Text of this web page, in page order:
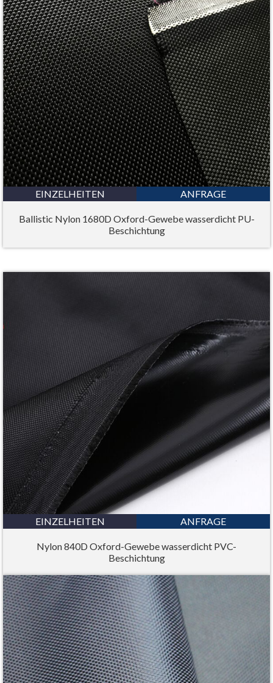
EINZELHEITEN ANFRAGE
Ballistic Nylon 1680D Oxford-Gewebe wasserdicht PU-
Beschichtung
EINZELHEITEN ANFRAGE
Nylon 840D Oxford-Gewebe wasserdicht PVC-
Beschichtung